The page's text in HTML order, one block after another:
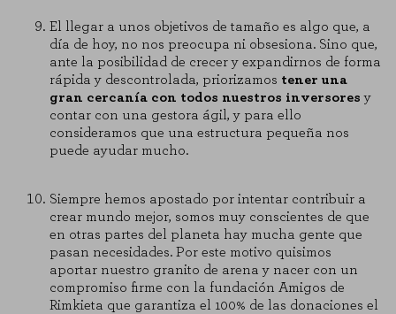
El llegar a unos objetivos de tamaño es algo que, a
día de hoy, no nos preocupa ni obsesiona. Sino que,
ante la posibilidad de crecer y expandirnos de forma
rápida y descontrolada, priorizamos tener una
gran cercanía con todos nuestros inversores y
contar con una gestora ágil, y para ello
consideramos que una estructura pequeña nos
puede ayudar mucho.
Siempre hemos apostado por intentar contribuir a
crear mundo mejor, somos muy conscientes de que
en otras partes del planeta hay mucha gente que
pasan necesidades. Por este motivo quisimos
aportar nuestro granito de arena y nacer con un
compromiso firme con la fundación Amigos de
Rimkieta que garantiza el 100% de las donaciones el
Cookies necesarias
Estas cookies son necesarias para que el sitio web funcione y no se
pueden desactivar en nuestros sistemas. Puede configurar su navegador
para bloquear o alertar sobre estas cookies, pero alguna áreas del sitio
no funcionarán. Estas cookies no almacenan ninguna información de
identificación personal.
Cookies de rendimiento
Estas cookies nos permiten contar las visitas y fuentes de tráfico para
navegan por el sitio. Toda la información que recogen estas cookies es
agregada y, por lo tanto, es anónima.
GUARDAR CONFIGURACIÓN